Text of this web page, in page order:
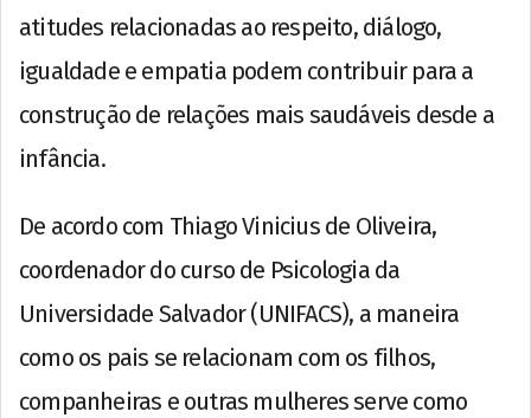
atitudes relacionadas ao respeito, diálogo,
igualdade e empatia podem contribuir para a
construção de relações mais saudáveis desde a
infância.
De acordo com Thiago Vinicius de Oliveira,
coordenador do curso de Psicologia da
Universidade Salvador (UNIFACS), a maneira
como os pais se relacionam com os filhos,
companheiras e outras mulheres serve como